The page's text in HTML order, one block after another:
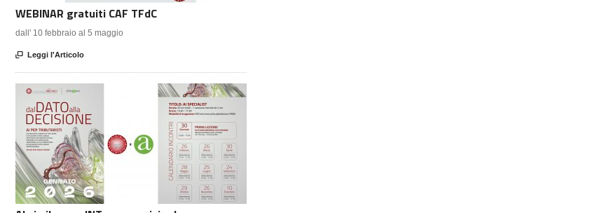
WEBINAR gratuiti CAF TFdC
dall' 10 febbraio al 5 maggio
 Leggi l'Articolo